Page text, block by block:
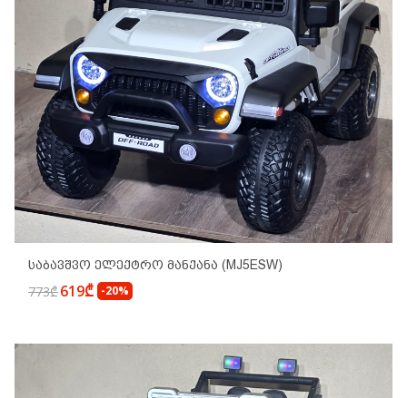
Საბავშვო Ელექტრო Მანქანა (MJ5ESW)
773₾619₾ -20%